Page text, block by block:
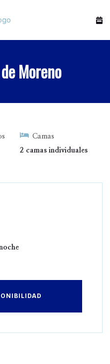
Moreno
Camas
2 camas individuales